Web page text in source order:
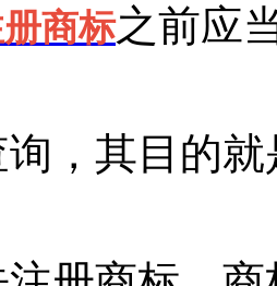
商标之前应
，其目的